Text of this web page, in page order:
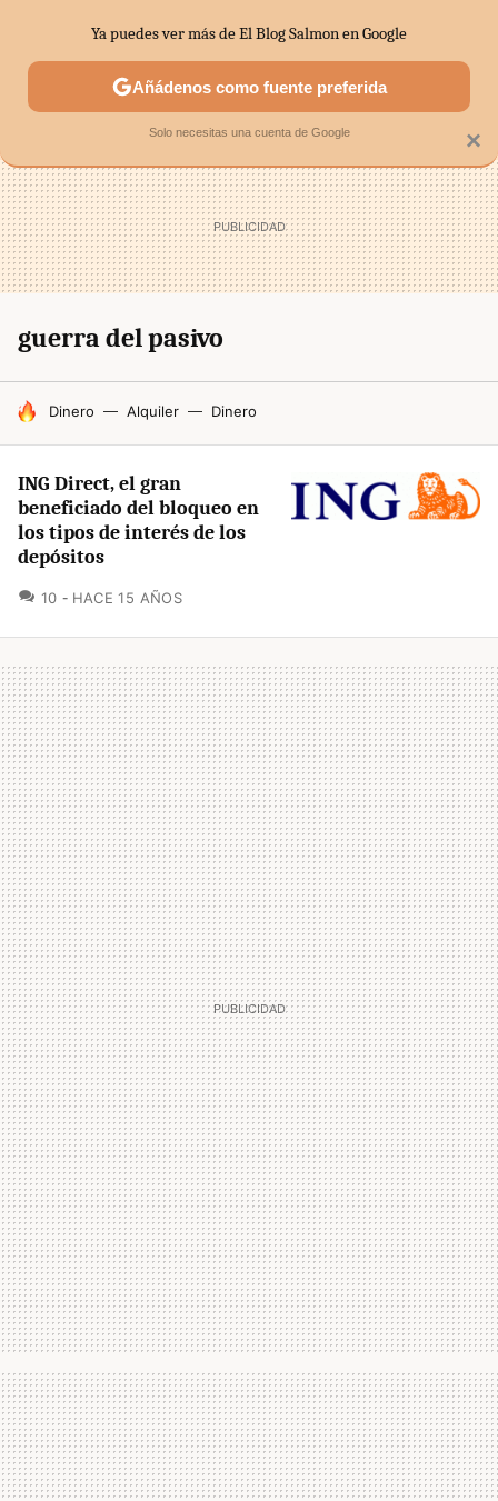
SECTORES ECONOMÍA DOMÉSTICA MERCADOS
guerra del pasivo
HOY SE HABLA DE
Dinero Alquiler Dinero
ING Direct, el gran
beneficiado del bloqueo en
los tipos de interés de los
depósitos
10 COMENTARIOS
HACE 15 AÑOS
×
Ya puedes ver más de El Blog Salmon en Google
Añádenos como fuente preferida
Solo necesitas una cuenta de Google